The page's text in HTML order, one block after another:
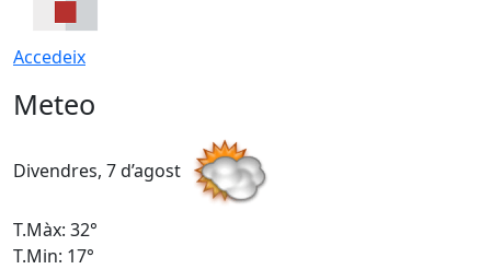
Accedeix
Meteo
Divendres, 7 d’agost
T.Màx: 32°
T.Min: 17°